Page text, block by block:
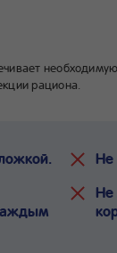
рациона.
Не
Не